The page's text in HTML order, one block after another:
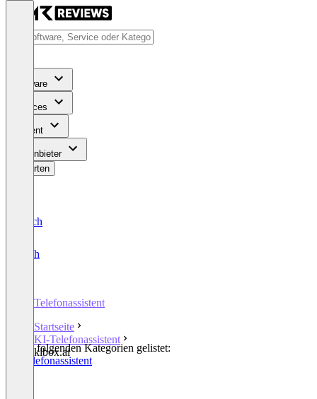
Software
Services
Content
Für Anbieter
Bewerten
Deutsch
English
KI-Telefonassistent
Startseite
KI-Telefonassistent
kibox.ai
In den folgenden Kategorien gelistet:
KI-Telefonassistent